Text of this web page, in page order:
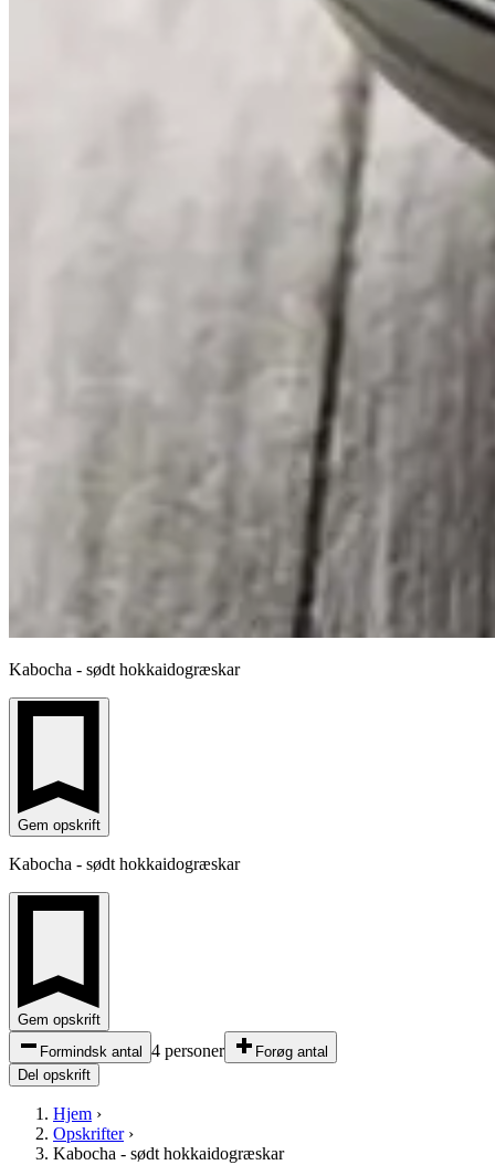
Kabocha - sødt hokkaidogræskar
Gem opskrift
Kabocha - sødt hokkaidogræskar
Gem opskrift
Formindsk antal
4 personer
Forøg antal
Del opskrift
Hjem ›
Opskrifter›
Kabocha - sødt hokkaidogræskar